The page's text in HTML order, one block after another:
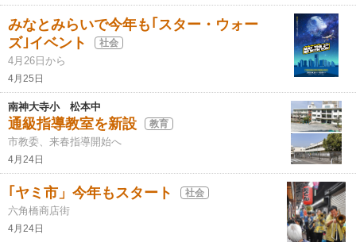
みなとみらいで今年も｢スター・ウォー
ズ｣イベント
社会
4月26日から
4月25日
南神大寺小 松本中
通級指導教室を新設 教育
市教委、来春指導開始へ
4月24日
｢ヤミ市」今年もスタート 社会
六角橋商店街
4月24日